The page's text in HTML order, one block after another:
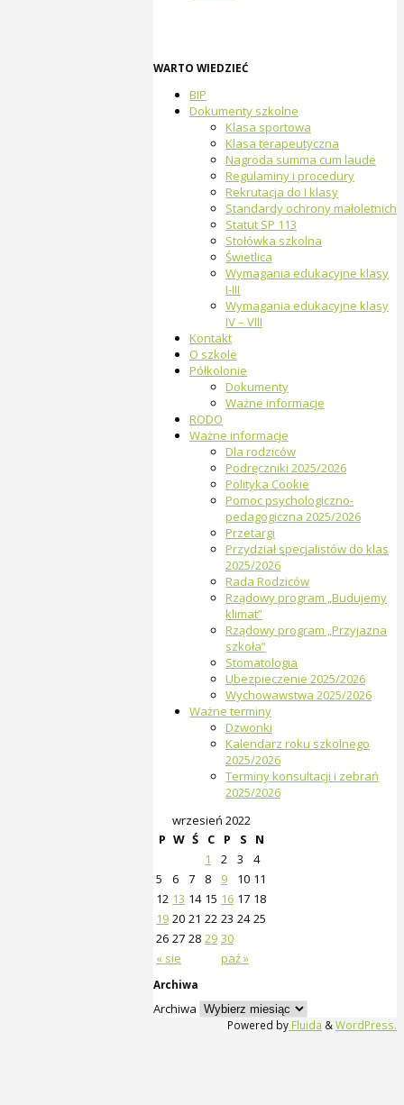
WARTO WIEDZIEĆ
BIP
Dokumenty szkolne
Klasa sportowa
Klasa terapeutyczna
Nagroda summa cum laude
Regulaminy i procedury
Rekrutacja do I klasy
Standardy ochrony małoletnich
Statut SP 113
Stołówka szkolna
Świetlica
Wymagania edukacyjne klasy
I-III
Wymagania edukacyjne klasy
IV – VIII
Kontakt
O szkole
Półkolonie
Dokumenty
Ważne informacje
RODO
Ważne informacje
Dla rodziców
Podręczniki 2025/2026
Polityka Cookie
Pomoc psychologiczno-
pedagogiczna 2025/2026
Przetargi
Przydział specjalistów do klas
2025/2026
Rada Rodziców
Rządowy program „Budujemy
klimat”
Rządowy program „Przyjazna
szkoła”
Stomatologia
Ubezpieczenie 2025/2026
Wychowawstwa 2025/2026
Ważne terminy
Dzwonki
Kalendarz roku szkolnego
2025/2026
Terminy konsultacji i zebrań
2025/2026
wrzesień 2022
P W Ś C P S N
« sie paź »
1 2 3
4
5
6 7 8 9 10 11
12 13 14 15 16 17 18
19 20 21 22 23 24 25
26 27 28 29 30
Archiwa
Archiwa
Powered by Fluida &WordPress.